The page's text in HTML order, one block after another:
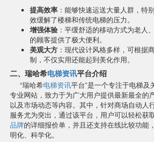
提高效率 ：能够快速运送大量人群，特
效缓解了楼梯和传统电梯的压力。
增强体验 ：平缓舒适的移动方式为老人
的顾客提供了极大便利。
美观大方 ：现代设计风格多样，可根据
制，不仅实用还能起到美化作用。
二、瑞哈希电梯资讯平台介绍
“瑞哈希电梯资讯平台”是一个专注于电梯及
专业网站，致力于为广大用户提供最新最全的产
以及市场动态等内容。其中，针对商场自动人
服务尤为突出，通过该平台，用户可以轻松获
品牌的详细报价单，并且还支持在线比较功能
明化、科学化。